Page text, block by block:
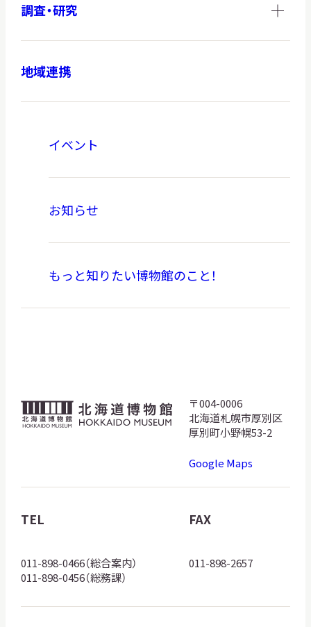
調査・研究
地域連携
イベント
お知らせ
もっと知りたい博物館のこと！
北
海
物
館
ゴ
〒004-0006
北海道札幌市厚別区
厚別町小野幌53-2
Google Maps
TEL
011-898-0466（総合案内）
011-898-0456（総務課）
FAX
011-898-2657